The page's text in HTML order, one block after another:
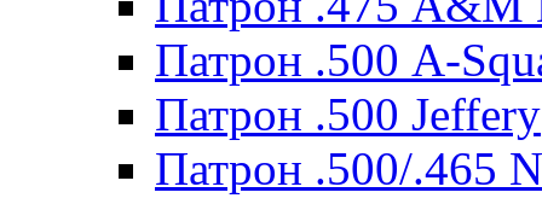
Патрон .500 A-
Патрон .500 Jeffery
Патрон .500/.465